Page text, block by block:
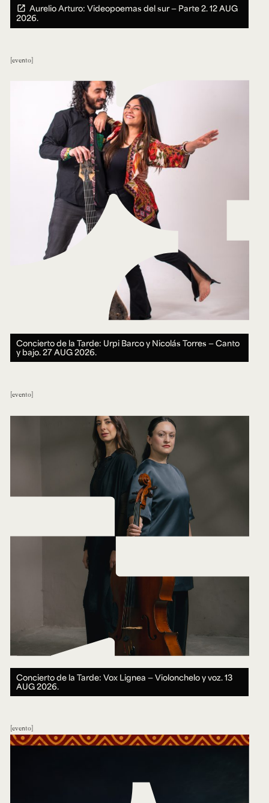
Aurelio Arturo: Videopoemas del sur — Parte 2.12 AUG
2026.
evento
Concierto de la Tarde: Urpi Barco y Nicolás Torres — Canto
y bajo.27 AUG 2026.
evento
Concierto de la Tarde: Vox Lignea — Violonchelo y voz.13
AUG 2026.
evento